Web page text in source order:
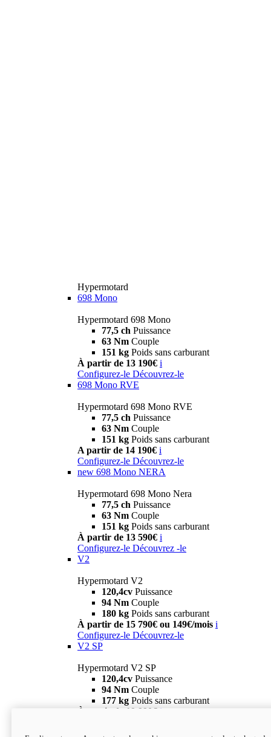
Hypermotard
698 Mono
Hypermotard 698 Mono
77,5 ch Puissance
63 Nm Couple
151 kg Poids sans carburant
À partir de 13 190€ i
Configurez-le Découvrez-le
698 Mono RVE
Hypermotard 698 Mono RVE
77,5 ch Puissance
63 Nm Couple
151 kg Poids sans carburant
A partir de 14 190€ i
Configurez-le Découvrez-le
new 698 Mono NERA
Hypermotard 698 Mono Nera
77,5 ch Puissance
63 Nm Couple
151 kg Poids sans carburant
À partir de 13 590€ i
Configurez-le Découvrez -le
V2
Hypermotard V2
120,4cv Puissance
94 Nm Couple
180 kg Poids sans carburant
À partir de 15 790€ ou 149€/mois i
Configurez-le Découvrez-le
V2 SP
Hypermotard V2 SP
120,4cv Puissance
94 Nm Couple
177 kg Poids sans carburant
À partir de 19 990€ i
new
V2 SP 100